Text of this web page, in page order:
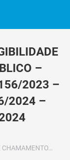
–
2023 –
2024 –
CHAMAMENTO…